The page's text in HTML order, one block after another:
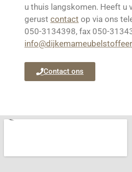
u thuis langskomen. Heeft u
gerust contact op via ons
050-3134398, fax 050-
Contact ons